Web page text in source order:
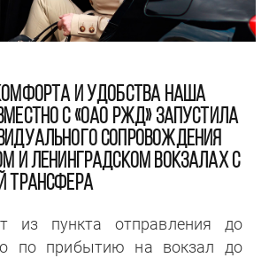
И УДОБСТВА НАША
С «ОАО РЖД» ЗАПУСТИЛА
СОПРОВОЖДЕНИЯ
И ЛЕНИНГРАДСКОМ ВОКЗАЛАХ С
ТРАНСФЕРА
из пункта отправления до
по прибытию на вокзал до